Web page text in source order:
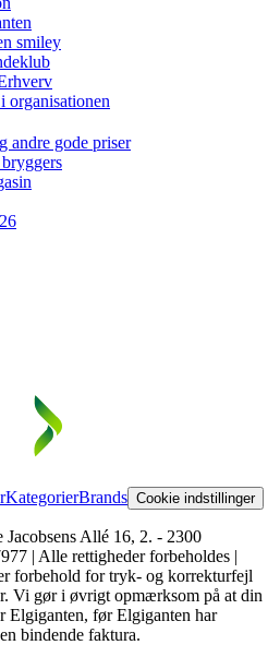
smiley
organisationen
andre gode priser
KategorierBrands Cookie indstillinger
Allé 16, 2. - 2300
| Alle rettigheder forbeholdes |
forbehold for tryk- og korrekturfejl
Vi gør i øvrigt opmærksom på at din
Elgiganten, før Elgiganten har
bindende faktura.